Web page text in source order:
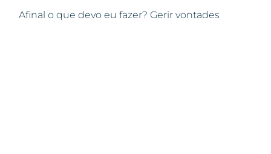
Afinal o que devo eu fazer? Gerir vontades